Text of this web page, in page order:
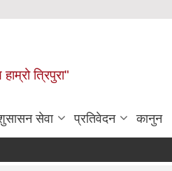
त्रिपुरा"
सेवा प्रतिवेदन कानुन